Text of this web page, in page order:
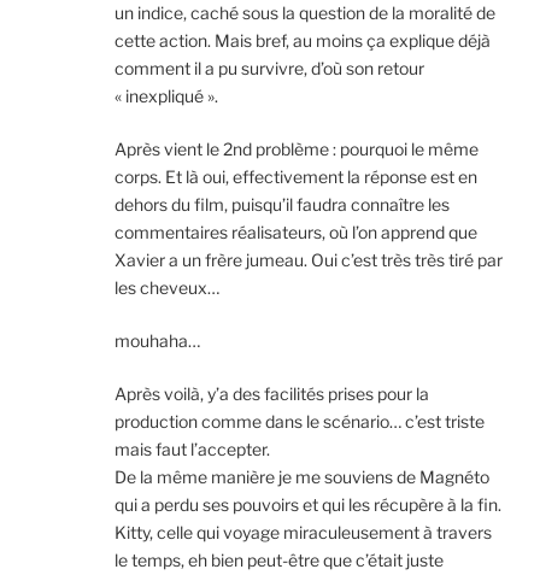
un indice, caché sous la question de la moralité de
cette action. Mais bref, au moins ça explique déjà
comment il a pu survivre, d’où son retour
« inexpliqué ».
Après vient le 2nd problème : pourquoi le même
corps. Et là oui, effectivement la réponse est en
dehors du film, puisqu’il faudra connaître les
commentaires réalisateurs, où l’on apprend que
Xavier a un frère jumeau. Oui c’est très très tiré par
les cheveux…
mouhaha…
Après voilà, y’a des facilités prises pour la
production comme dans le scénario… c’est triste
mais faut l’accepter.
De la même manière je me souviens de Magnéto
qui a perdu ses pouvoirs et qui les récupère à la fin.
Kitty, celle qui voyage miraculeusement à travers
le temps, eh bien peut-être que c’était juste